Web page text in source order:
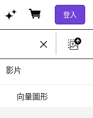
登入
影片
向量圖形